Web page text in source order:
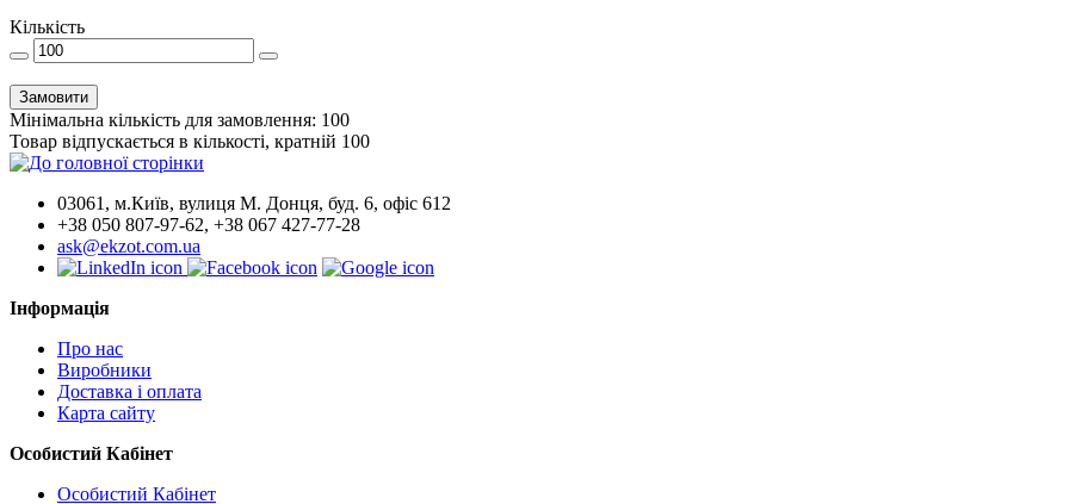
Кількість
Замовити
Мінімальна кількість для замовлення: 100
Товар відпускається в кількості, кратній 100
03061, м.Київ, вулиця М. Донця, буд. 6, офіс 612
+38 050 807-97-62, +38 067 427-77-28
ask@ekzot.com.ua
Інформація
Про нас
Виробники
Доставка і оплата
Карта сайту
Особистий Кабінет
Особистий Кабінет